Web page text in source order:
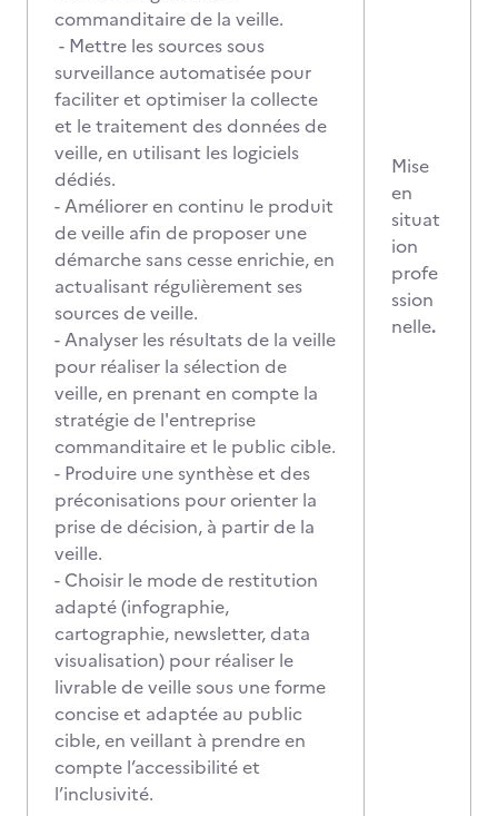
commanditaire de la veille.
- Mettre les sources sous
surveillance automatisée pour
faciliter et optimiser la collecte
et le traitement des données de
veille, en utilisant les logiciels
dédiés.
- Améliorer en continu le produit
de veille afin de proposer une
démarche sans cesse enrichie, en
actualisant régulièrement ses
sources de veille.
- Analyser les résultats de la veille
pour réaliser la sélection de
veille, en prenant en compte la
stratégie de l'entreprise
commanditaire et le public cible.
- Produire une synthèse et des
préconisations pour orienter la
prise de décision, à partir de la
veille.
- Choisir le mode de restitution
adapté (infographie,
cartographie, newsletter, data
visualisation) pour réaliser le
livrable de veille sous une forme
concise et adaptée au public
cible, en veillant à prendre en
compte l’accessibilité et
l’inclusivité.
Mise
en
situat
ion
profe
ssion
nelle.